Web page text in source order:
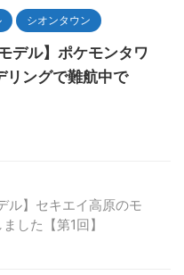
シオンタウン
デル】ポケモンタワ
リングで難航中で
ル】セキエイ高原のモ
した【第1回】